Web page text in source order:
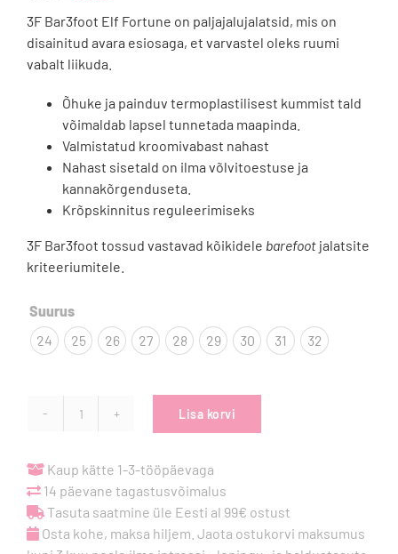
oli:
44.90€.
on:
35.92€.
3F Bar3foot Elf Fortune on paljajalujalatsid, mis on
disainitud avara esiosaga, et varvastel oleks ruumi
vabalt liikuda.
Õhuke ja painduv termoplastilisest kummist tald
võimaldab lapsel tunnetada maapinda.
Valmistatud kroomivabast nahast
Nahast sisetald on ilma võlvitoestuse ja
kannakõrgenduseta.
Krõpskinnitus reguleerimiseks
3F Bar3foot tossud vastavad kõikidele barefoot jalatsite
kriteeriumitele.
Suurus
24 25 26 27 28 29 30 31 32
3F
Elf
Fortune
-
Pink
Lisa korvi
Kaup kätte 1-3-tööpäevaga
14 päevane tagastusvõimalus
Tasuta saatmine üle Eesti al 99€ ostust
Osta kohe, maksa hiljem. Jaota ostukorvi maksumus